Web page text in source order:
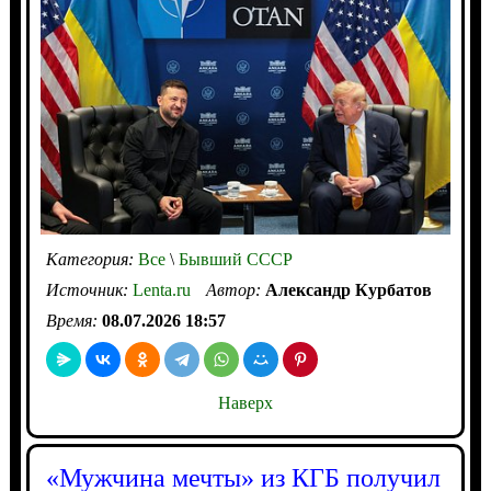
Категория: Все\Бывший СССР
Источник: Lenta.ru Автор: Александр Курбатов
Время: 08.07.2026 18:57
Наверх
«Мужчина мечты» из КГБ получил